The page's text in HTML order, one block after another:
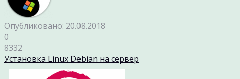
Опубликовано: 20.08.2018
0
8332
Установка Linux Debian на сервер